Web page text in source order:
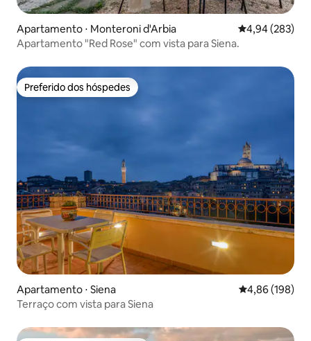
Apartamento ⋅ Monteroni d'Arbia 4,94 de uma
4,94 (283)
Apartamento "Red Rose" com vista para Siena.
Preferido dos hóspedes
Preferido dos hóspedes
Apartamento ⋅ Siena 4,86 de uma
4,86 (198)
Terraço com vista para Siena